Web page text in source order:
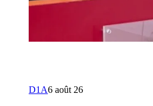
D1A6 août 26